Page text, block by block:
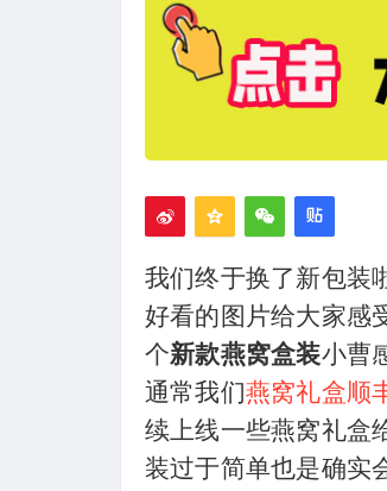
我们终于换了新包装
好看的图片给大家感
个新款燕窝盒装小曹
通常我们燕窝礼盒顺
续上线一些燕窝礼盒
装过于简单也是确实